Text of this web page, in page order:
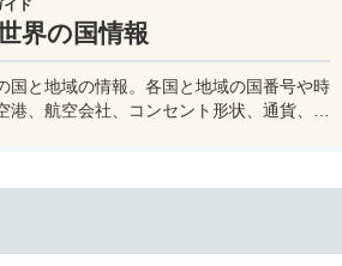
イド
界の国情報
国と地域の情報。各国と地域の国番号や時
港、航空会社、コンセント形状、通貨、水